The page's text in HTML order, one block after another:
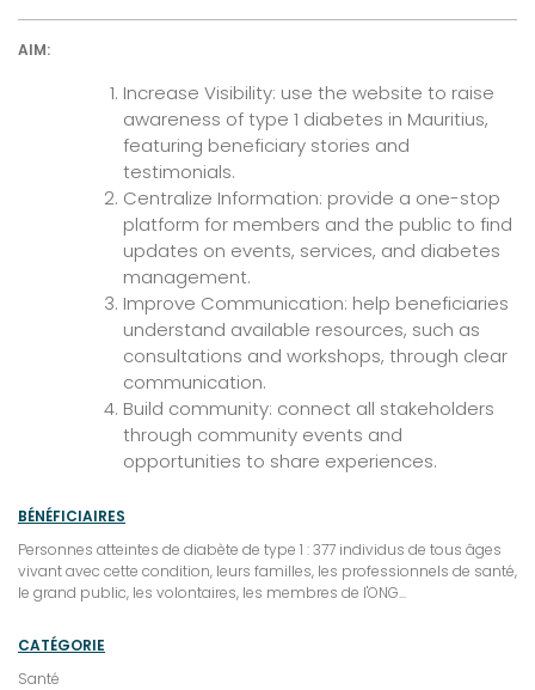
AIM:
Increase Visibility: use the website to raise
awareness of type 1 diabetes in Mauritius,
featuring beneficiary stories and
testimonials.
Centralize Information: provide a one-stop
platform for members and the public to find
updates on events, services, and diabetes
management.
Improve Communication: help beneficiaries
understand available resources, such as
consultations and workshops, through clear
communication.
Build community: connect all stakeholders
through community events and
opportunities to share experiences.
BÉNÉFICIAIRES
Personnes atteintes de diabète de type 1 : 377 individus de tous âges
vivant avec cette condition, leurs familles, les professionnels de santé,
le grand public, les volontaires, les membres de l'ONG...
CATÉGORIE
Santé